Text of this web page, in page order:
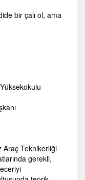
bir çalı ol, ama
Araç Teknikerliği
gerekli,